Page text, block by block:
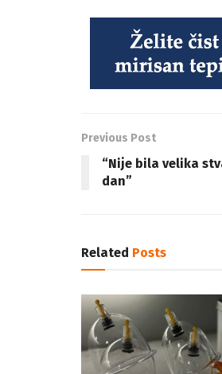
Previous Post
“Nije bila velika
dan”
Related Posts